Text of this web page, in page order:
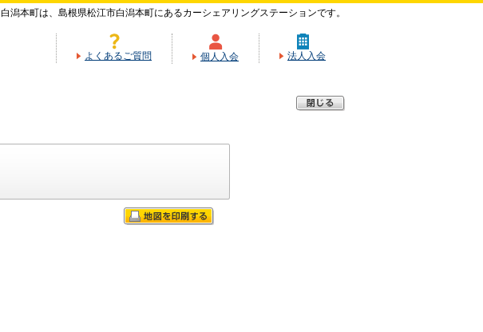
白潟本町は、島根県松江市白潟本町にあるカーシェアリングステーションです。
よくあるご質問 個人入会 法人入会